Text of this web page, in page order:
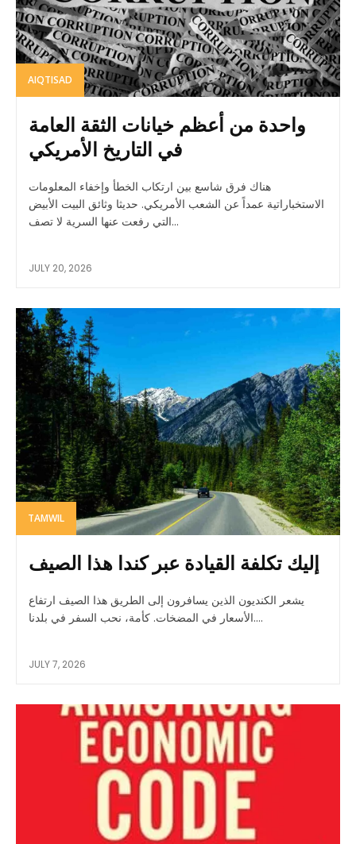
AIQTISAD
واحدة من أعظم خيانات الثقة العامة
في التاريخ الأمريكي
هناك فرق شاسع بين ارتكاب الخطأ وإخفاء المعلومات
الاستخباراتية عمداً عن الشعب الأمريكي. حديثا وثائق البيت الأبيض
التي رفعت عنها السرية لا تصف...
JULY 20, 2026
TAMWIL
إليك تكلفة القيادة عبر كندا هذا الصيف
يشعر الكنديون الذين يسافرون إلى الطريق هذا الصيف ارتفاع
الأسعار في المضخات. كأمة، نحب السفر في بلدنا....
JULY 7, 2026